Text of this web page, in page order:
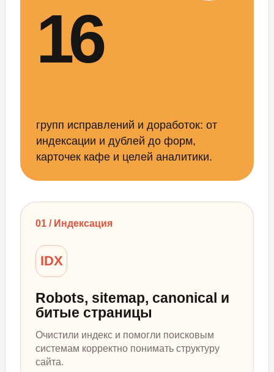
16
групп исправлений и доработок: от
индексации и дублей до форм,
карточек кафе и целей аналитики.
01 / Индексация
IDX
Robots, sitemap, canonical и
битые страницы
Очистили индекс и помогли поисковым
системам корректно понимать структуру
сайта.